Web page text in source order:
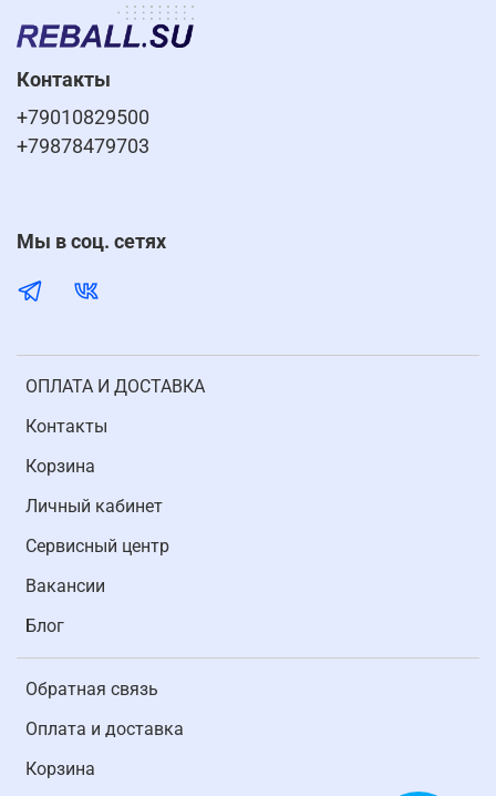
ОПЛАТА И ДОСТАВКА
Контакты
Корзина
Личный кабинет
Cервисный центр
Вакансии
Блог
Обратная связь
Оплата и доставка
Корзина
Контакты
+79010829500
+79878479703
Мы в соц. сетях